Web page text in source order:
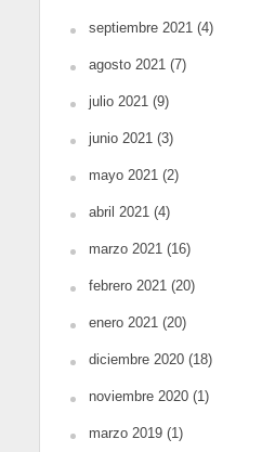
septiembre 2021 (4)
agosto 2021 (7)
julio 2021 (9)
junio 2021 (3)
mayo 2021 (2)
abril 2021 (4)
marzo 2021 (16)
febrero 2021 (20)
enero 2021 (20)
diciembre 2020(18)
noviembre 2020(1)
marzo 2019(1)